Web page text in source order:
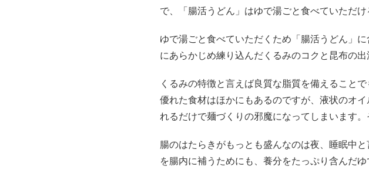
で、「腸活うどん」はゆで湯ごと食べていただ
ゆで湯ごと食べていただくため「腸活うどん」
にあらかじめ練り込んだくるみのコクと昆布の
くるみの特徴と言えば良質な脂質を備えること
優れた食材はほかにもあるのですが、液状のオ
れるだけで麺づくりの邪魔になってしまいます
腸のはたらきがもっとも盛んなのは夜、睡眠中
を腸内に補うためにも、養分をたっぷり含んだゆ